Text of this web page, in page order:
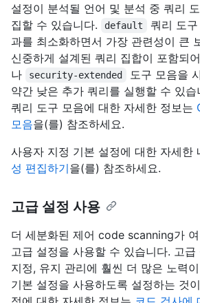
설정이 분석될 언어 및 분석 중 쿼리
집할 수 있습니다.
default
쿼리 도
과를 최소화하면서 가장 관련성이 큰
신중하게 설계된 쿼리 집합이 포함되
나
security-extended
도구 모음을
약간 낮은 추가 쿼리를 실행할 수 있
쿼리 도구 모음에 대한 자세한 정보는
모음을(를) 참조하세요.
사용자 지정 기본 설정에 대한 자세한
성 편집하기을(를) 참조하세요.
고급 설정 사용
더 세분화된 제어 code scanning가
고급 설정을 사용할 수 있습니다. 고
지정, 유지 관리에 훨씬 더 많은 노력
기본 설정을 사용하도록 설정하는 것